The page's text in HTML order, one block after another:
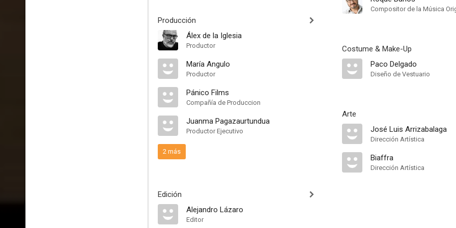
Producción
Álex de la Iglesia
Productor
María Angulo
Productor
Pánico Films
Compañía de Produccion
Juanma Pagazaurtundua
Productor Ejecutivo
2 más
Edición
Alejandro Lázaro
Editor
Compositor de la Música
Costume & Make-Up
Paco Delgado
Diseño de Vestuario
Arte
José Luis Arrizabalaga
Dirección Artística
Biaffra
Dirección Artística